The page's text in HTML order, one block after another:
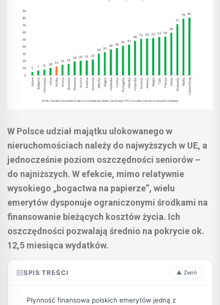
W Polsce udział majątku ulokowanego w
nieruchomościach należy do najwyższych w UE, a
jednocześnie poziom oszczędności seniorów –
do najniższych. W efekcie, mimo relatywnie
wysokiego „bogactwa na papierze”, wielu
emerytów dysponuje ograniczonymi środkami na
finansowanie bieżących kosztów życia. Ich
oszczędności pozwalają średnio na pokrycie ok.
12,5 miesiąca wydatków.
SPIS TREŚCI
Płynność finansowa polskich emerytów jedną z